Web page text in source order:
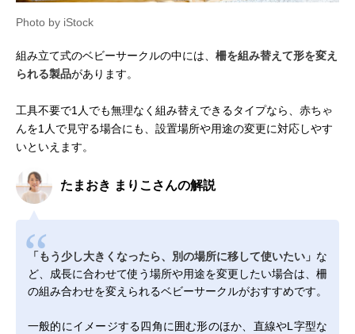
Photo by iStock
組み立て式のベビーサークルの中には、 柵を組み替えて形を変え
られる製品があります。
工具不要で1人でも無理なく組み替えできるタイプなら、赤ちゃ
んを1人で見守る場合にも、設置場所や用途の変更に対応しやす
いといえます。
たまおき まりこさんの解説
「もう少し大きくなったら、別の場所に移して使いたい」 な
ど、成長に合わせて使う場所や用途を変更したい場合は、柵
の組み合わせを変えられるベビーサークルがおすすめです。
一般的にイメージする四角に囲む形のほか、直線やL字型な